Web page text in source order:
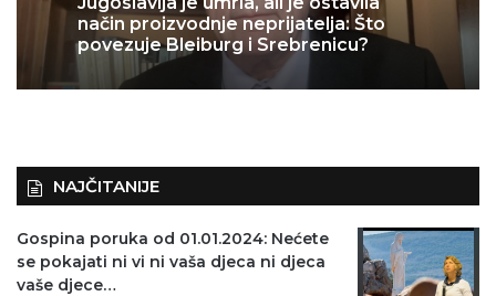
6 dana ago
povezuje Bleiburg i Srebrenicu?
KAKVA VREMENA: J.K. Rowling
otvorila centar za pomoć silovanim
ženama, Amnesty ga proglasio
“problematičnim”
NAJČITANIJE
Gospina poruka od 01.01.2024: Nećete
se pokajati ni vi ni vaša djeca ni djeca
vaše djece…